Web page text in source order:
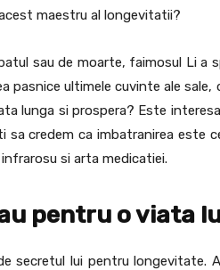
maestru al longevitatii?
sau de moarte, faimosul Li
pasnice ultimele cuvinte ale
lunga si prospera? Este
sa credem ca imbatranirea este
si arta medicatiei.
pentru o viata
secretul lui pentru longevitate.